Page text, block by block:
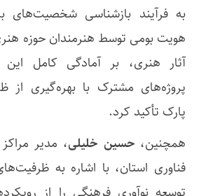
به فرآیند بازشناسی شخصیت‌های
هویت بومی توسط هنرمندان حوزه
آثار هنری، بر آمادگی کامل این
پروژه‌های مشترک با بهره‌گیری از
پارک تأکید کرد.
همچنین،حسین خلیلی، مدیر
فناوری استان، با اشاره به